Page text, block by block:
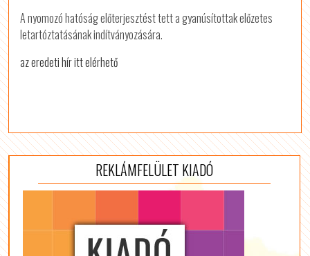
A nyomozó hatóság előterjesztést tett a gyanúsítottak előzetes
letartóztatásának indítványozására.
az eredeti hír itt elérhető
REKLÁMFELÜLET KIADÓ